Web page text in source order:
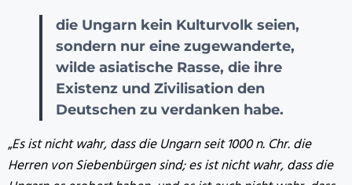
die Ungarn kein Kulturvolk seien,
sondern nur eine zugewanderte,
wilde asiatische Rasse, die ihre
Existenz und Zivilisation den
Deutschen zu verdanken habe.
„Es ist nicht wahr, dass die Ungarn seit 1000 n. Chr. die
Herren von Siebenbürgen sind; es ist nicht wahr, dass die